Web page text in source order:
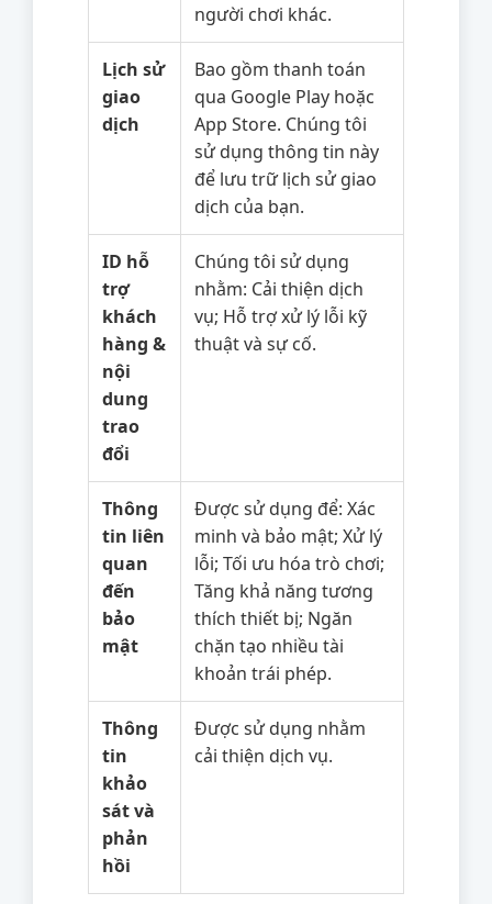
người chơi khác.
Lịch sử
giao
dịch
Bao gồm thanh toán
qua Google Play hoặc
App Store. Chúng tôi
sử dụng thông tin này
để lưu trữ lịch sử giao
dịch của bạn.
ID hỗ
trợ
khách
hàng &
nội
dung
trao
đổi
Chúng tôi sử dụng
nhằm: Cải thiện dịch
vụ; Hỗ trợ xử lý lỗi kỹ
thuật và sự cố.
Thông
tin liên
quan
đến
bảo
mật
Được sử dụng để: Xác
minh và bảo mật; Xử lý
lỗi; Tối ưu hóa trò chơi;
Tăng khả năng tương
thích thiết bị; Ngăn
chặn tạo nhiều tài
khoản trái phép.
Thông
tin
khảo
sát và
phản
hồi
Được sử dụng nhằm
cải thiện dịch vụ.